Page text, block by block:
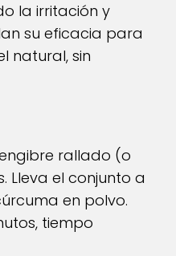
la irritación y
su eficacia para
natural, sin
rallado (o
Lleva el conjunto a
en polvo.
tiempo